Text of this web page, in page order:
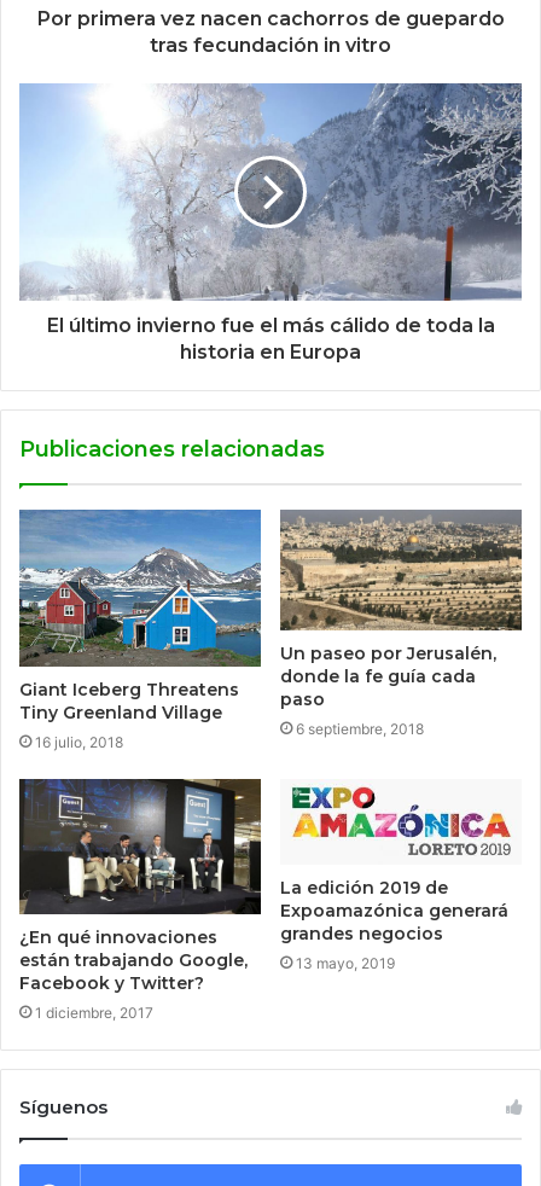
Por primera vez nacen cachorros de guepardo
tras fecundación in vitro
El último invierno fue el más cálido de toda la
historia en Europa
Publicaciones relacionadas
Giant Iceberg Threatens
Tiny Greenland Village
16 julio, 2018
Un paseo por Jerusalén,
donde la fe guía cada
paso
6 septiembre, 2018
¿En qué innovaciones
están trabajando Google,
Facebook y Twitter?
1 diciembre, 2017
La edición 2019 de
Expoamazónica generará
grandes negocios
13 mayo, 2019
Síguenos